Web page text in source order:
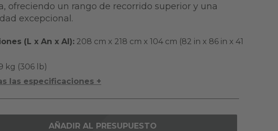
ofreciendo un rango de recorrido superior y una
excepcional.
(L x An x Al): 208 cm x 218 cm x 104 cm (82 in x 86 in x 41
kg (306 lb)
las especificaciones +
AÑADIR AL PRESUPUESTO